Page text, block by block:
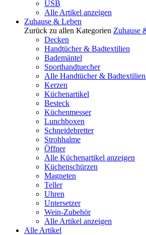
USB
Alle Artikel anzeigen
Zuhause & Leben
Zurück zu allen Kategorien Zuhause
Decken
Handtücher & Badtextilien
Bademäntel
Sporthandtuecher
Alle Handtücher & Badtextilien
Kerzen
Küchenartikel
Besteck
Küchenmesser
Lunchboxen
Schneidebretter
Strohhalme
Öffner
Alle Küchenartikel anzeigen
Küchenschürzen
Magneten
Teller
Uhren
Untersetzer
Wein-Zubehör
Alle Artikel anzeigen
Alle Artikel